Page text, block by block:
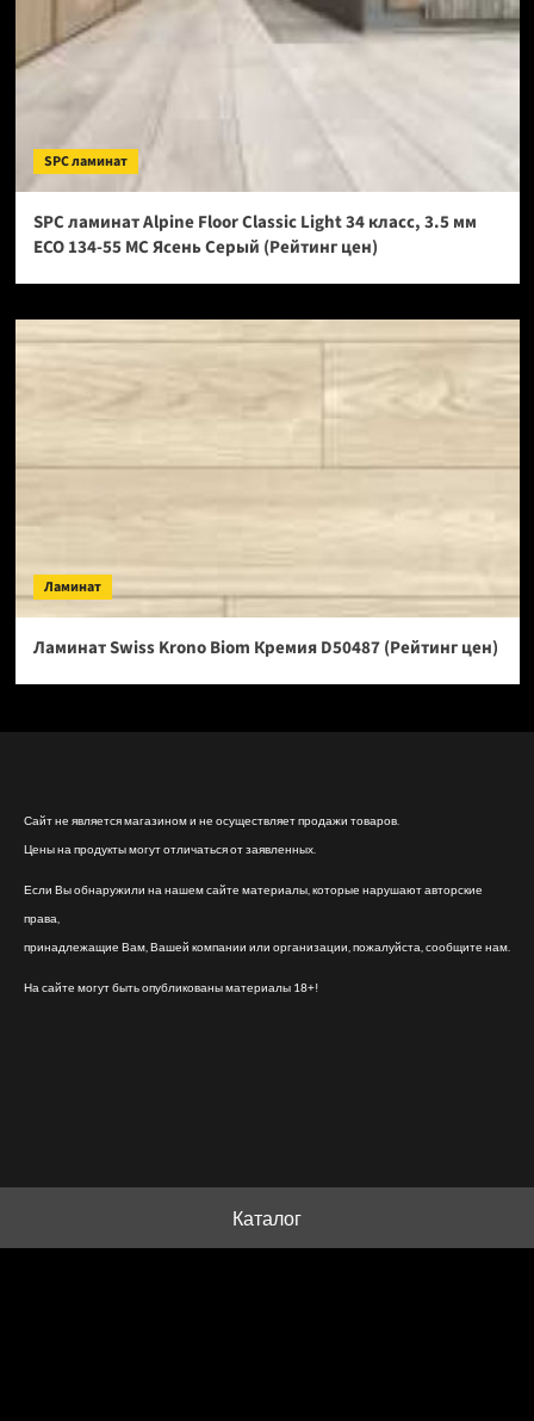
SPC ламинат
SPC ламинат Alpine Floor Classic Light 34 класс, 3.5 мм
ECO 134-55 МС Ясень Серый (Рейтинг цен)
Ламинат
Ламинат Swiss Krono Biom Кремия D50487 (Рейтинг цен)
Сайт не является магазином и не осуществляет продажи товаров.
Цены на продукты могут отличаться от заявленных.
Если Вы обнаружили на нашем сайте материалы, которые нарушают авторские
права,
принадлежащие Вам, Вашей компании или организации, пожалуйста, сообщите нам.
На сайте могут быть опубликованы материалы 18+!
Каталог